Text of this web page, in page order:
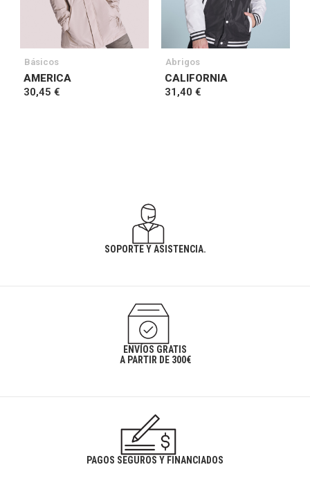
Básicos
AMERICA
30,45 €
Abrigos
CALIFORNIA
31,40 €
SOPORTE Y ASISTENCIA.
ENVÍOS GRATIS
A PARTIR DE 300€
PAGOS SEGUROS Y FINANCIADOS